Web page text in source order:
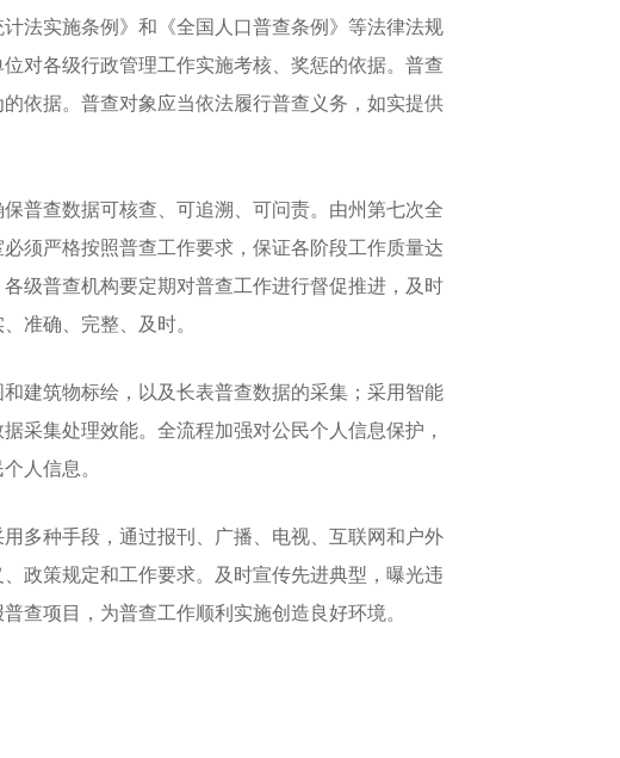
法实施条例》和《全国人口普查条例》等法律法规
对各级行政管理工作实施考核、奖惩的依据。普查
依据。普查对象应当依法履行普查义务，如实提供
查数据可核查、可追溯、可问责。由州第七次全
须严格按照普查工作要求，保证各阶段工作质量达
级普查机构要定期对普查工作进行督促推进，及时
准确、完整、及时。
建筑物标绘，以及长表普查数据的采集；采用智能
采集处理效能。全流程加强对公民个人信息保护，
人信息。
多种手段，通过报刊、广播、电视、互联网和户外
政策规定和工作要求。及时宣传先进典型，曝光违
查项目，为普查工作顺利实施创造良好环境。